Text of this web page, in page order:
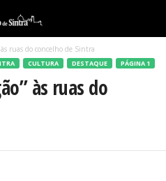
às ruas do concelho de Sintra
CULTURA DESTAQUE PÁGINA 1
às ruas do